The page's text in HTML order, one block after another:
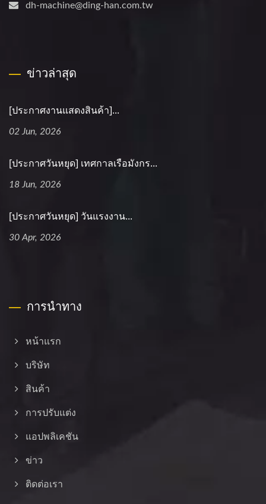
dh-machine@ding-han.com.tw
ข่าวล่าสุด
[ประกาศงานแสดงสินค้า]...
02 Jun, 2026
[ประกาศวันหยุด] เทศกาลเรือมังกร...
18 Jun, 2026
[ประกาศวันหยุด] วันแรงงาน...
30 Apr, 2026
การนำทาง
หน้าแรก
บริษัท
สินค้า
การปรับแต่ง
แอปพลิเคชัน
ข่าว
ติดต่อเรา